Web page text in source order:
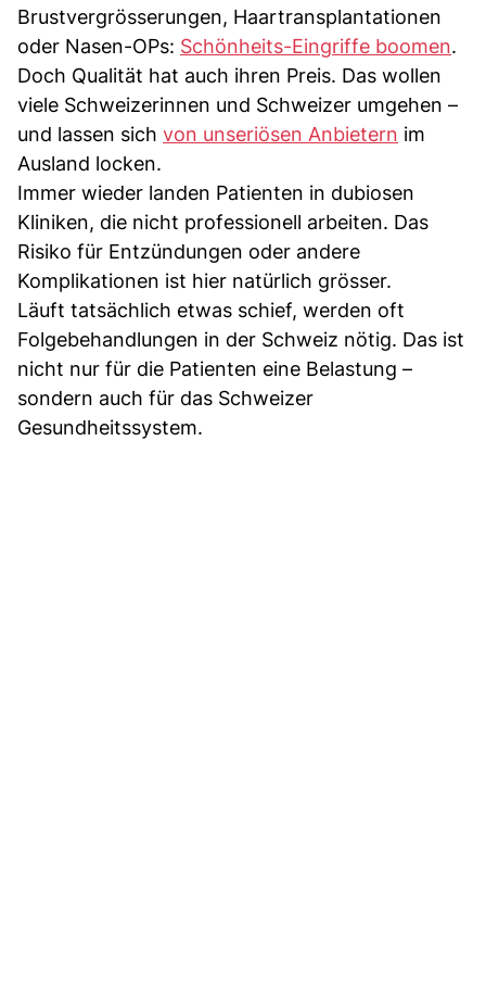
Brustvergrösserungen, Haartransplantationen
oder Nasen-OPs: Schönheits-Eingriffe boomen.
Doch Qualität hat auch ihren Preis. Das wollen
viele Schweizerinnen und Schweizer umgehen –
und lassen sich von unseriösen Anbietern im
Ausland locken.
Immer wieder landen Patienten in dubiosen
Kliniken, die nicht professionell arbeiten. Das
Risiko für Entzündungen oder andere
Komplikationen ist hier natürlich grösser.
Läuft tatsächlich etwas schief, werden oft
Folgebehandlungen in der Schweiz nötig. Das ist
nicht nur für die Patienten eine Belastung –
sondern auch für das Schweizer
Gesundheitssystem.